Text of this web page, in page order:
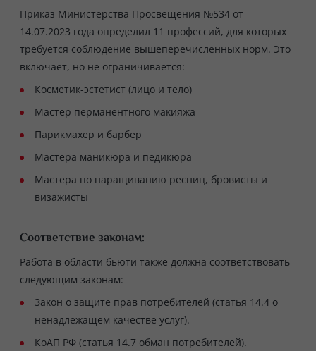
Приказ Министерства Просвещения №534 от
14.07.2023 года определил 11 профессий, для которых
требуется соблюдение вышеперечисленных норм. Это
включает, но не ограничивается:
Косметик-эстетист (лицо и тело)
Мастер перманентного макияжа
Парикмахер и барбер
Мастера маникюра и педикюра
Мастера по наращиванию ресниц, бровисты и
визажисты
Соответствие законам:
Работа в области бьюти также должна соответствовать
следующим законам:
Закон о защите прав потребителей (статья 14.4 о
ненадлежащем качестве услуг).
КоАП РФ (статья 14.7 обман потребителей).